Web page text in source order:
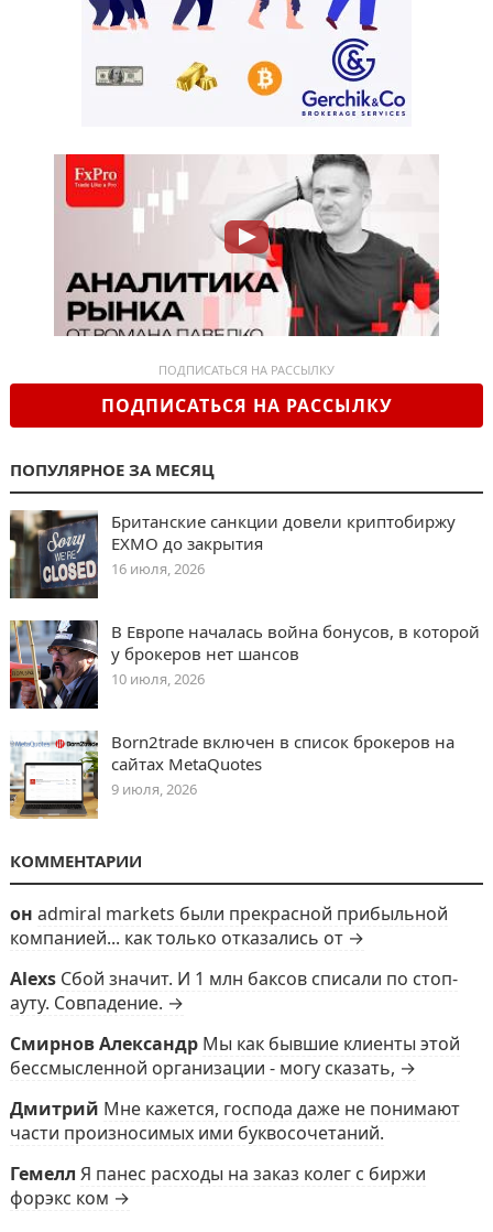
ПОДПИСАТЬСЯ НА РАССЫЛКУ
ПОДПИСАТЬСЯ НА РАССЫЛКУ
ПОПУЛЯРНОЕ ЗА МЕСЯЦ
Британские санкции довели криптобиржу
EXMO до закрытия
16 июля, 2026
В Европе началась война бонусов, в которой
у брокеров нет шансов
10 июля, 2026
Born2trade включен в список брокеров на
сайтах MetaQuotes
9 июля, 2026
КОММЕНТАРИИ
он admiral markets были прекрасной прибыльной
компанией... как только отказались от →
Alexs Сбой значит. И 1 млн баксов списали по стоп-
ауту. Совпадение. →
Смирнов Александр Мы как бывшие клиенты этой
бессмысленной организации - могу сказать, →
Дмитрий Мне кажется, господа даже не понимают
части произносимых ими буквосочетаний.
Гемелл Я панес расходы на заказ колег с биржи
форэкс ком →